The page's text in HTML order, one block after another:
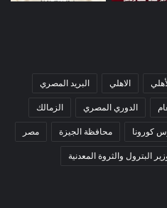
الاهلي البريد المصري
الدوري المصري الزمالك
كورونا محافظة الجيزة مصر
البترول والثروة المعدنية